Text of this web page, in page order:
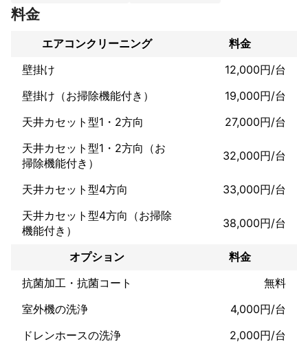
富山県を中心に活動しております。
実家の母の介護で行ったり来たりとバタバタ
楽しく過ごしています。
最近、娘が「お掃除マン～、参上！」と
家中を走り回ってます　笑
私は「豊かさ」とは家の中で生まれるもの
家族との時間や家族の笑顔、その「時」が
本当の「豊かさ」だと考えます。
クリーニングを通して、「時間」と「笑顔」を
提供することをお約束いたします。
・NPOハウスクリーニング協会
・一般社団法人エアコンクリーニング協会
にも加盟しており、日々技術・知識の習得に
励んでおります。
┏━━━━━━━━━━━━━━━┓
料金
エアコンクリーニング
料金
壁掛け
12,000円/台
壁掛け（お掃除機能付き）
19,000円/台
天井カセット型1・2方向
27,000円/台
天井カセット型1・2方向（お
掃除機能付き）
32,000円/台
天井カセット型4方向
33,000円/台
天井カセット型4方向（お掃除
機能付き）
38,000円/台
オプション
料金
抗菌加工・抗菌コート
無料
室外機の洗浄
4,000円/台
ドレンホースの洗浄
2,000円/台